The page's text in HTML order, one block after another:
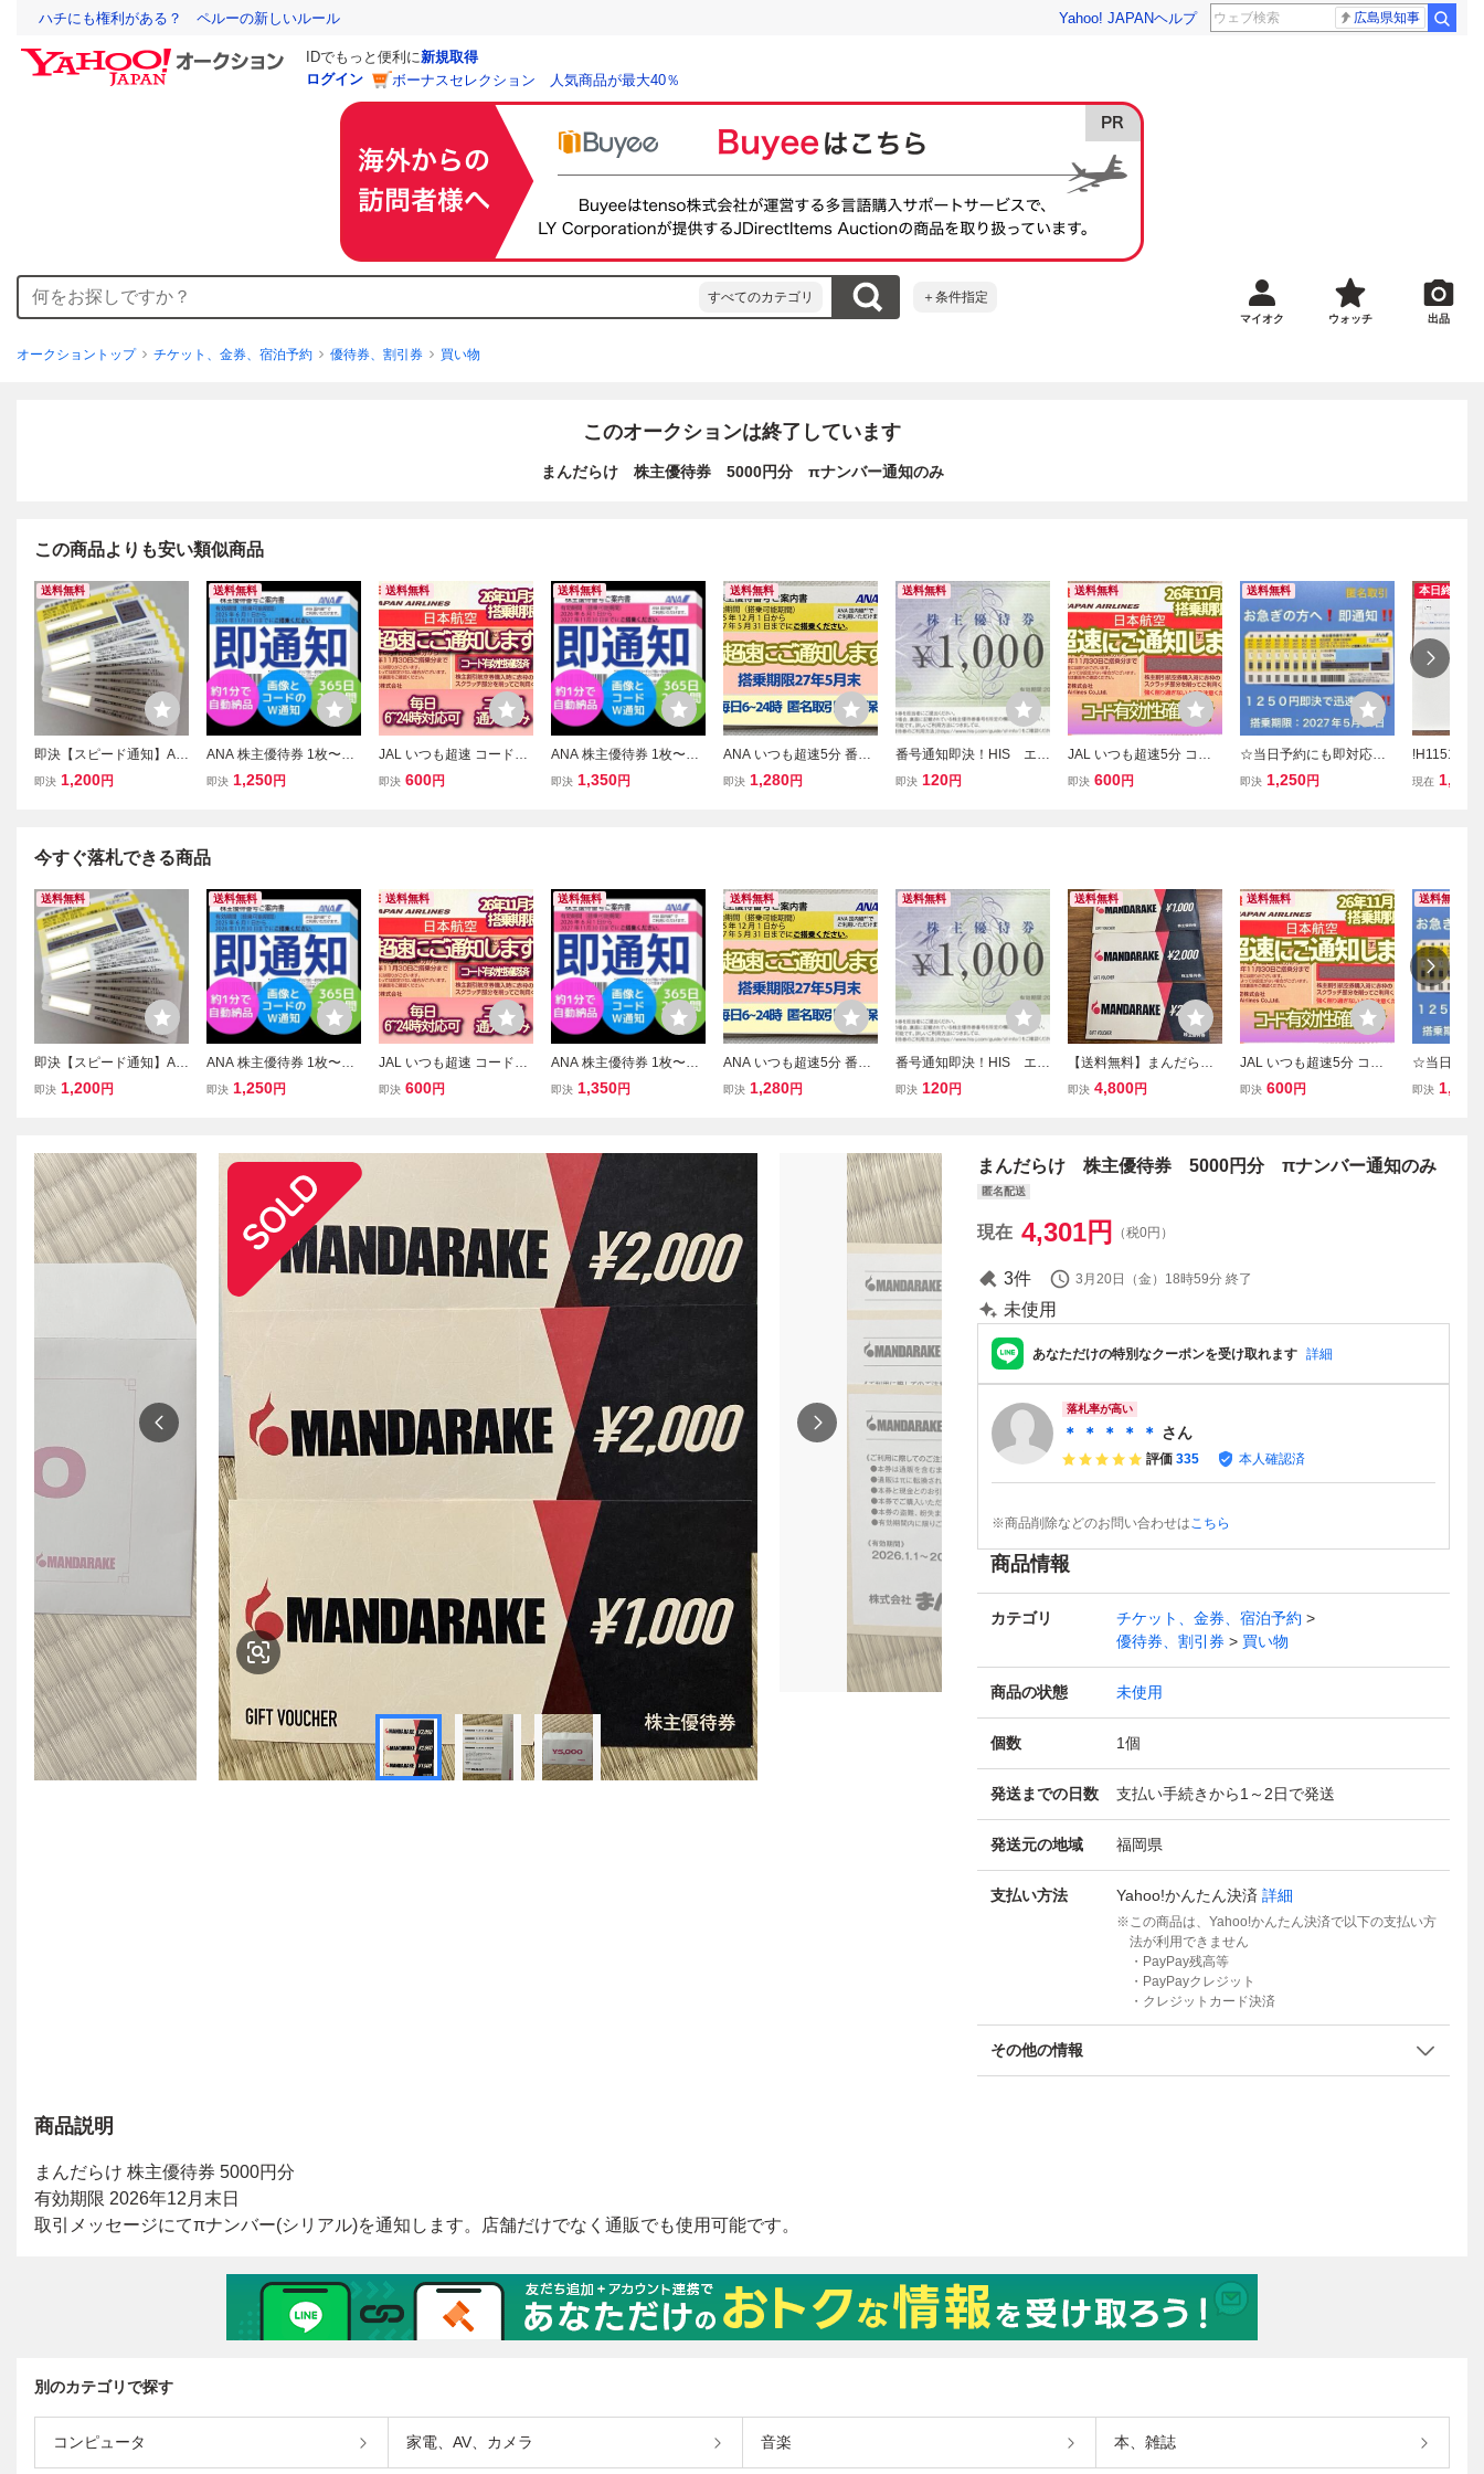
ハチにも権利がある？ ペルーの新しいルール Yahoo! JAPANヘルプ 広島県知事
IDでもっと便利に新規取得
ログイン
ボーナスセレクション 人気商品が最大40％
すべてのカテゴリ ＋条件指定
マイオク ウォッチ 出品
オークショントップ チケット、金券、宿泊予約 優待券、割引券 買い物
このオークションは終了しています
まんだらけ 株主優待券 5000円分 πナンバー通知のみ
この商品よりも安い類似商品
送料無料
即決【スピード通知】AN
A株主優待券1～9枚 2027
即決 1,200円
送料無料
ANA 株主優待券 1枚〜9
枚 即通知 365日24時間 1
枚 全日空 AN6B
即決 1,250円
送料無料
JAL いつも超速 コード通
知です 日本航空 株主優待
即決 600円
送料無料
ANA 株主優待券 1枚〜9
枚 即通知 365日24時間 1
即決 1,350円
送料無料
ANA いつも超速5分 番号
通知です 発送応相談 全日
即決 1,280円
送料無料
番号通知即決！HIS エイ
チ・アイ・エス 株主優
即決 120円
送料無料
JAL いつも超速5分 コー
ド通知 発送なし 日本航空
即決 600円
送料無料
☆当日予約にも即対応！A
NA 株主優待券 1枚〜９枚
即決 1,250円
本日終了
!H115165:
優待券 フ
現在 1,900
今すぐ落札できる商品
送料無料
即決【スピード通知】AN
A株主優待券1～9枚 2027
即決 1,200円
送料無料
ANA 株主優待券 1枚〜9
枚 即通知 365日24時間 1
枚 全日空 AN6B
即決 1,250円
送料無料
JAL いつも超速 コード通
知です 日本航空 株主優待
即決 600円
送料無料
ANA 株主優待券 1枚〜9
枚 即通知 365日24時間 1
枚 全日空 AN7B
即決 1,350円
送料無料
ANA いつも超速5分 番号
通知です 発送応相談 全日
即決 1,280円
送料無料
番号通知即決！HIS エイ
チ・アイ・エス 株主優
即決 120円
送料無料
【送料無料】まんだら
け 株主優待券 5000円
即決 4,800円
送料無料
JAL いつも超速5分 コー
ド通知 発送なし 日本航空
即決 600円
送料無料
☆当日予約
NA 株主優
割引！
即決 1,250
まんだらけ 株主優待券 5000円分 πナンバー通知のみ
匿名配送
現在 4,301円 （税0円）
3件 3月20日（金）18時59分 終了
未使用
あなただけの特別なクーポンを受け取れます 詳細
落札率が高い
＊ ＊ ＊ ＊ ＊ さん
評価 335 本人確認済
※商品削除などのお問い合わせはこちら
商品情報
カテゴリ
チケット、金券、宿泊予約
優待券、割引券
買い物
商品の状態 未使用
個数 1個
発送までの日数 支払い手続きから1～2日で発送
発送元の地域 福岡県
支払い方法 Yahoo!かんたん決済 詳細
この商品は、Yahoo!かんたん決済で以下の支払い方
法が利用できません
・PayPay残高等
・PayPayクレジット
・クレジットカード決済
その他の情報
商品説明
別のカテゴリで探す
コンピュータ 家電、AV、カメラ 音楽 本、雑誌